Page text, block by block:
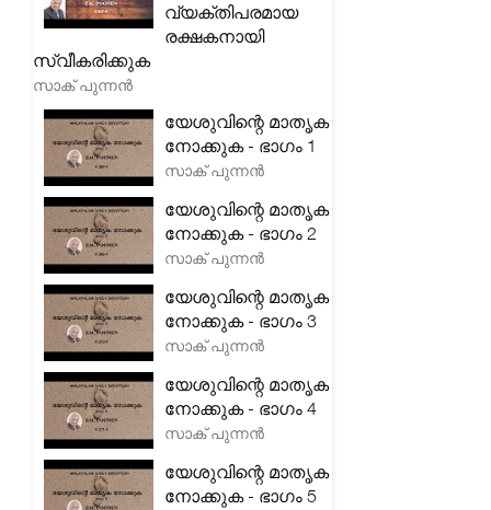
വ്യക്തിപരമായ
രക്ഷകനായി
സ്വീകരിക്കുക
സാക് പുന്നൻ
യേശുവിന്റെ മാതൃക
നോക്കുക - ഭാഗം 1
സാക് പുന്നൻ
യേശുവിന്റെ മാതൃക
നോക്കുക - ഭാഗം 2
സാക് പുന്നൻ
യേശുവിന്റെ മാതൃക
നോക്കുക - ഭാഗം 3
സാക് പുന്നൻ
യേശുവിന്റെ മാതൃക
നോക്കുക - ഭാഗം 4
സാക് പുന്നൻ
യേശുവിന്റെ മാതൃക
നോക്കുക - ഭാഗം 5